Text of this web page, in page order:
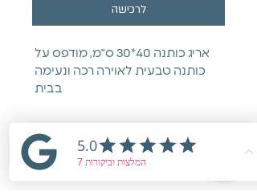
לרכישה
אריג כותנה 40*30 ס"מ, מודפס על
כותנה טבעית לאוירה רכה ונעימה
בבית